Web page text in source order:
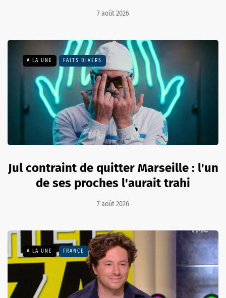
7 août 2026
A LA UNE FAITS DIVERS
Jul contraint de quitter Marseille : l'un
de ses proches l'aurait trahi
7 août 2026
A LA UNE FRANCE